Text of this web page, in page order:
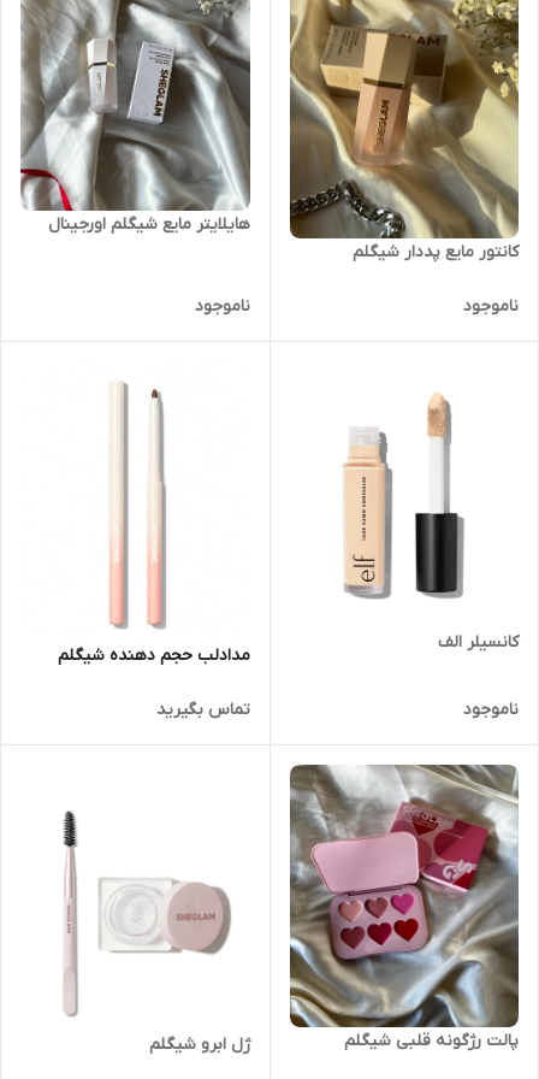
کانتور مایع پددار شیگلم
ناموجود
هایلایتر مایع شیگلم اورجینال
ناموجود
کانسیلر الف
ناموجود
مدادلب حجم دهنده شیگلم
تماس بگیرید
پالت رژگونه قلبی شیگلم ژل ابرو شیگلم